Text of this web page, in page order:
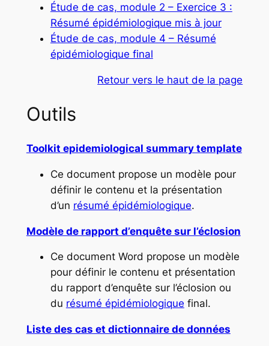
Étude de cas, module 2 – Exercice 3 :
Résumé épidémiologique mis à jour
Étude de cas, module 4 – Résumé
épidémiologique final
Retour vers le haut de la page
Outils
Toolkit epidemiological summary template
Ce document propose un modèle pour
définir le contenu et la présentation
d’un résumé épidémiologique.
Modèle de rapport d’enquête sur l’éclosion
Ce document Word propose un modèle
pour définir le contenu et présentation
du rapport d’enquête sur l’éclosion ou
du résumé épidémiologique final.
Liste des cas et dictionnaire de données